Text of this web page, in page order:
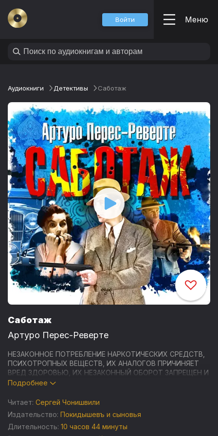
Войти Меню
Аудиокниги Детективы Саботаж
Саботаж
Артуро Перес-Реверте
НЕЗАКОННОЕ ПОТРЕБЛЕНИЕ НАРКОТИЧЕСКИХ СРЕДСТВ,
ПСИХОТРОПНЫХ ВЕЩЕСТВ, ИХ АНАЛОГОВ ПРИЧИНЯЕТ
ВРЕД ЗДОРОВЬЮ, ИХ НЕЗАКОННЫЙ ОБОРОТ ЗАПРЕЩЕН И
ВЛЕЧЕТ УСТАНОВЛЕННУЮ ЗАКОНОДАТЕЛЬСТВОМ
Самый харизматичный шпион и тайный агент Лоренсо
Фалько снова с нами! После выполнения срочного задания
в Каталонии ему предстоит отправиться в Париж. Теперь
Подробнее
Читает: Сергей Чонишвили
Издательство: Покидышевъ и сыновья
Длительность: 10 часов 44 минуты